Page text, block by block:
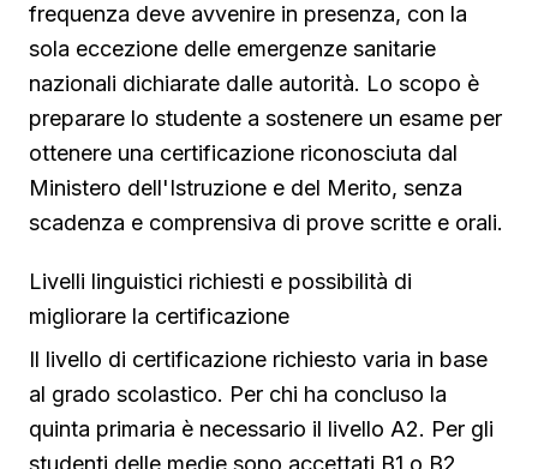
frequenza deve avvenire in presenza, con la
sola eccezione delle emergenze sanitarie
nazionali dichiarate dalle autorità. Lo scopo è
preparare lo studente a sostenere un esame per
ottenere una certificazione riconosciuta dal
Ministero dell'Istruzione e del Merito, senza
scadenza e comprensiva di prove scritte e orali.
Livelli linguistici richiesti e possibilità di
migliorare la certificazione
Il livello di certificazione richiesto varia in base
al grado scolastico. Per chi ha concluso la
quinta primaria è necessario il livello A2. Per gli